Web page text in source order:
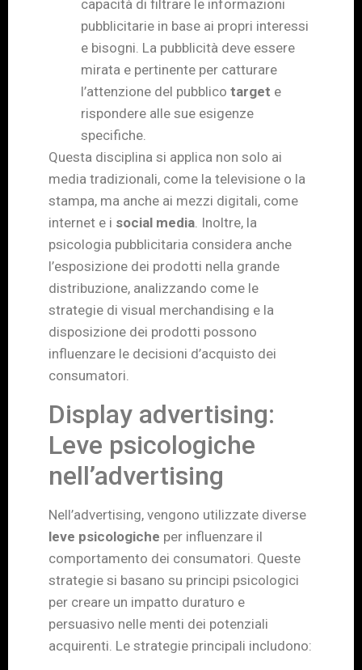
capacità di filtrare le informazioni
pubblicitarie in base ai propri interessi
e bisogni. La pubblicità deve essere
mirata e pertinente per catturare
l’attenzione del pubblico target e
rispondere alle sue esigenze
specifiche.
Questa disciplina si applica non solo ai
media tradizionali, come la televisione o la
stampa, ma anche ai mezzi digitali, come
internet e i social media. Inoltre, la
psicologia pubblicitaria considera anche
l’esposizione dei prodotti nella grande
distribuzione, analizzando come le
strategie di visual merchandising e la
disposizione dei prodotti possono
influenzare le decisioni d’acquisto dei
consumatori.
Display advertising:
Leve psicologiche
nell’advertising
Nell’advertising, vengono utilizzate diverse
leve psicologiche per influenzare il
comportamento dei consumatori. Queste
strategie si basano su principi psicologici
per creare un impatto duraturo e
persuasivo nelle menti dei potenziali
acquirenti. Le strategie principali includono: